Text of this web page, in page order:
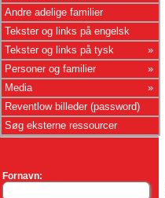
Andre adelige familier
Tekster og links på engelsk
Tekster og links på tysk
Personer og familier
Media
Reventlow billeder (password)
Søg eksterne ressourcer
Fornavn: